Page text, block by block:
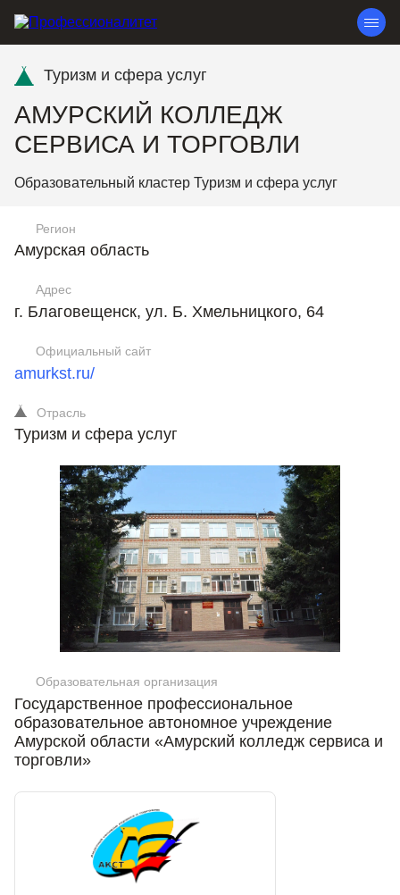
Туризм и сфера услуг
АМУРСКИЙ КОЛЛЕДЖ
СЕРВИСА И ТОРГОВЛИ
Образовательный кластер Туризм и сфера услуг
Регион
Амурская область
Адрес
г. Благовещенск, ул. Б. Хмельницкого, 64
Официальный сайт
amurkst.ru/
Отрасль
Туризм и сфера услуг
Образовательная организация
Государственное профессиональное
образовательное автономное учреждение
Амурской области «Амурский колледж сервиса и
торговли»